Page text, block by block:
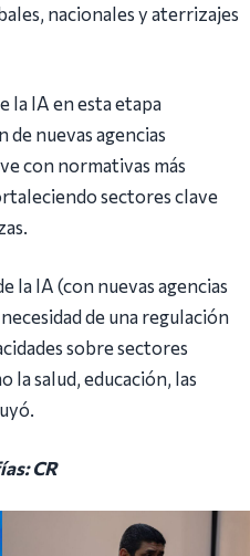
nacionales y aterrizajes
la IA en esta etapa
nuevas agencias
con normativas más
sectores clave
la IA (con nuevas agencias
de una regulación
sobre sectores
la salud, educación, las
CR